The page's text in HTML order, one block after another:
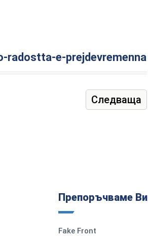
e-prejdevremenna
Следваща
Препоръчваме Ви
Fake Front